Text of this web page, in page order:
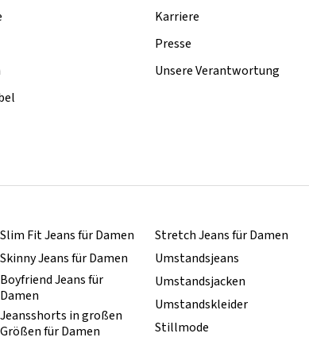
Karriere
Presse
Unsere Verantwortung
Slim Fit Jeans für Damen
Skinny Jeans für Damen
Boyfriend Jeans für
Damen
Jeansshorts in großen
Größen für Damen
Stretch Jeans für Damen
Umstandsjeans
Umstandsjacken
Umstandskleider
Stillmode